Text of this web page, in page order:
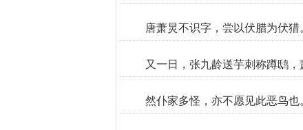
唐萧炅不识字，尝以伏腊为伏猎。
又一日，张九龄送芋刺称蹲鸱
然仆家多怪，亦不愿见此恶鸟也